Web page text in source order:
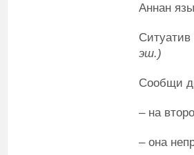
Аннан
Ситуатив
эш.)
Сообщи
– на
– она